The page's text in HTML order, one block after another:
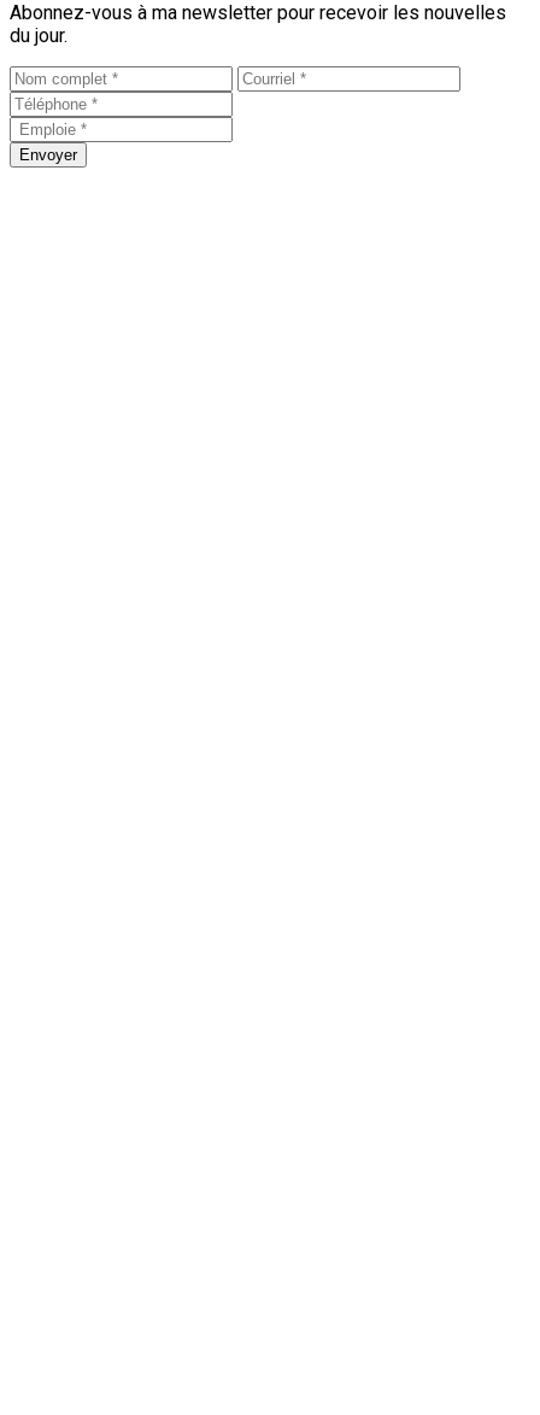
Abonnez-vous à ma newsletter pour recevoir les nouvelles
du jour.
Envoyer